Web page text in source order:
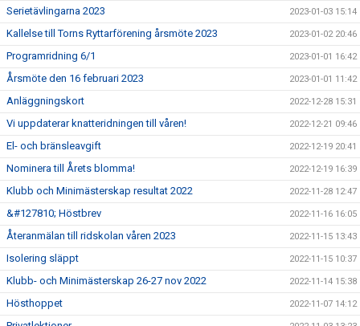
Serietävlingarna 2023 2023-01-03 15:14
Kallelse till Torns Ryttarförening årsmöte 2023 2023-01-02 20:46
Programridning 6/1 2023-01-01 16:42
Årsmöte den 16 februari 2023 2023-01-01 11:42
Anläggningskort 2022-12-28 15:31
Vi uppdaterar knatteridningen till våren! 2022-12-21 09:46
El- och bränsleavgift 2022-12-19 20:41
Nominera till Årets blomma! 2022-12-19 16:39
Klubb och Minimästerskap resultat 2022 2022-11-28 12:47
&#127810; Höstbrev 2022-11-16 16:05
Återanmälan till ridskolan våren 2023 2022-11-15 13:43
Isolering släppt 2022-11-15 10:37
Klubb- och Minimästerskap 26-27 nov 2022 2022-11-14 15:38
Hösthoppet 2022-11-07 14:12